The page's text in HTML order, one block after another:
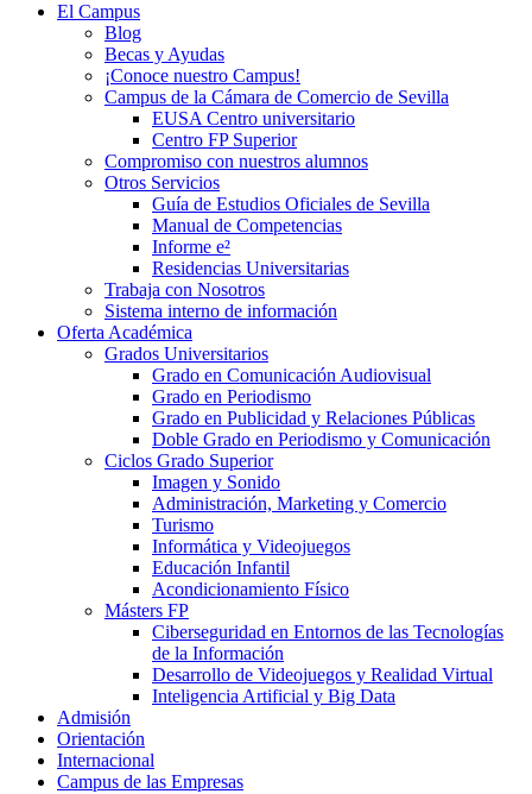
El Campus
Blog
Becas y Ayudas
¡Conoce nuestro Campus!
Campus de la Cámara de Comercio de Sevilla
EUSA Centro universitario
Centro FP Superior
Compromiso con nuestros alumnos
Otros Servicios
Guía de Estudios Oficiales de Sevilla
Manual de Competencias
Informe e²
Residencias Universitarias
Trabaja con Nosotros
Sistema interno de información
Oferta Académica
Grados Universitarios
Grado en Comunicación Audiovisual
Grado en Periodismo
Grado en Publicidad y Relaciones Públicas
Doble Grado en Periodismo y Comunicación
Ciclos Grado Superior
Imagen y Sonido
Administración, Marketing y Comercio
Turismo
Informática y Videojuegos
Educación Infantil
Acondicionamiento Físico
Másters FP
Ciberseguridad en Entornos de las Tecnologías
de la Información
Desarrollo de Videojuegos y Realidad Virtual
Inteligencia Artificial y Big Data
Admisión
Orientación
Internacional
Campus de las Empresas